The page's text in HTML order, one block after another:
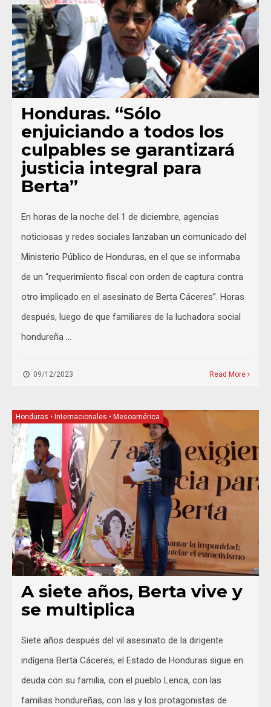
Honduras. “Sólo
enjuiciando a todos los
culpables se garantizará
justicia integral para
Berta”
En horas de la noche del 1 de diciembre, agencias
noticiosas y redes sociales lanzaban un comunicado del
Ministerio Público de Honduras, en el que se informaba
de un “requerimiento fiscal con orden de captura contra
otro implicado en el asesinato de Berta Cáceres”. Horas
después, luego de que familiares de la luchadora social
hondureña …
09/12/2023 Read More
Honduras • Internacionales • Mesoamérica
A siete años, Berta vive y
se multiplica
Siete años después del vil asesinato de la dirigente
indígena Berta Cáceres, el Estado de Honduras sigue en
deuda con su familia, con el pueblo Lenca, con las
familias hondureñas, con las y los protagonistas de